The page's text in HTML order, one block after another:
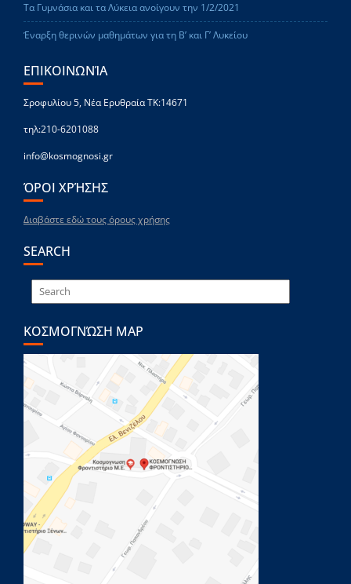
Τα Γυμνάσια και τα Λύκεια ανοίγουν την 1/2/2021
Έναρξη θερινών μαθημάτων για τη Β’ και Γ’ Λυκείου
ΕΠΙΚΟΙΝΩΝΊΑ
Σροφυλίου 5, Νέα Ερυθραία ΤΚ:14671
τηλ:210-6201088
info@kosmognosi.gr
ΌΡΟΙ ΧΡΉΣΗΣ
Διαβάστε εδώ τους όρους χρήσης
SEARCH
ΚΟΣΜΟΓΝΏΣΗ MAP